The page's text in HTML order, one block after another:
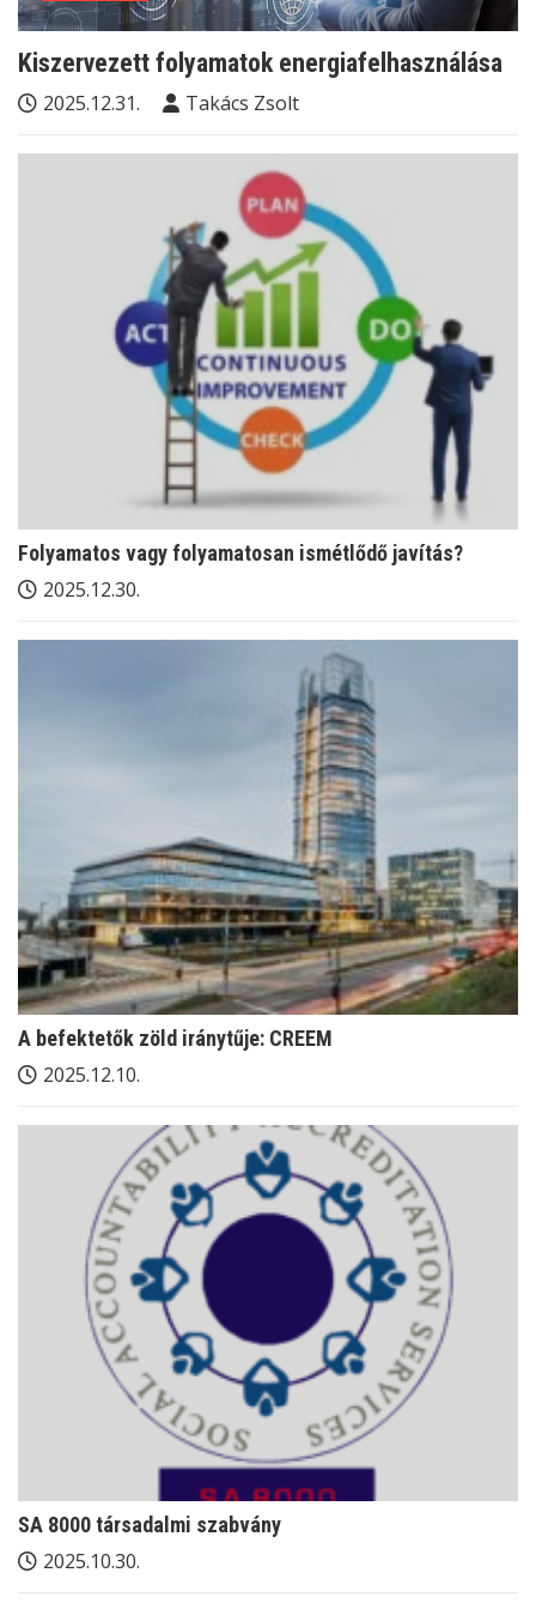
Kiszervezett folyamatok energiafelhasználása
2025.12.31. Takács Zsolt
Folyamatos vagy folyamatosan ismétlődő javítás?
2025.12.30.
A befektetők zöld iránytűje: CREEM
2025.12.10.
SA 8000 társadalmi szabvány
2025.10.30.